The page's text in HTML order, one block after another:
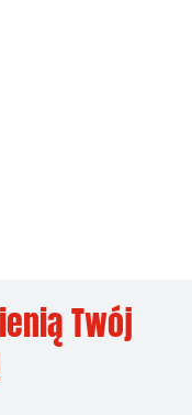
Twój